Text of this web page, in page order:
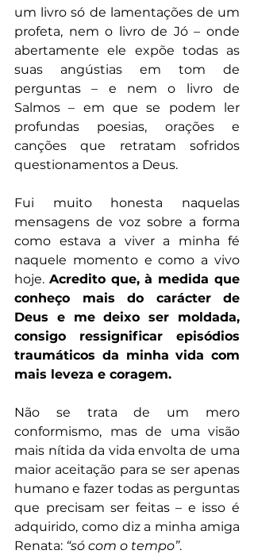
um livro só de lamentações de um
profeta, nem o livro de Jó – onde
abertamente ele expõe todas as
suas angústias em tom de
perguntas – e nem o livro de
Salmos – em que se podem ler
profundas poesias, orações e
canções que retratam sofridos
questionamentos a Deus.
Fui muito honesta naquelas
mensagens de voz sobre a forma
como estava a viver a minha fé
naquele momento e como a vivo
hoje. Acredito que, à medida que
conheço mais do carácter de
Deus e me deixo ser moldada,
consigo ressignificar episódios
traumáticos da minha vida com
mais leveza e coragem.
Não se trata de um mero
conformismo, mas de uma visão
mais nítida da vida envolta de uma
maior aceitação para se ser apenas
humano e fazer todas as perguntas
que precisam ser feitas – e isso é
adquirido, como diz a minha amiga
Renata: “só com o tempo”.